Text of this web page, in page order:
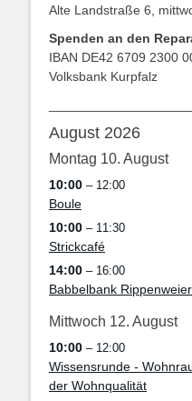
Alte Landstraße 6,
Spenden an den
IBAN DE42 6709 2300
Volksbank Kurpfalz
August 2026
Montag 10. August
10:00 – 12:00
Boule
10:00 – 11:30
Strickcafé
14:00 – 16:00
Babbelbank Rippenweier
Mittwoch 12. August
10:00 – 12:00
Wissensrunde -
der Wohnqualität